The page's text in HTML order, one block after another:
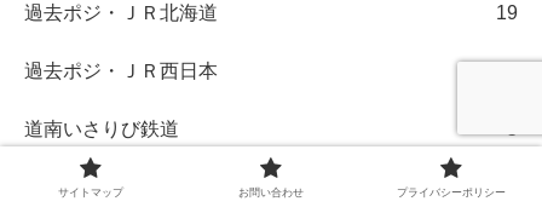
過去ポジ・ＪＲ北海道 19
過去ポジ・ＪＲ西日本
道南いさりび鉄道
遠州鉄道
サイトマップ お問い合わせ プライバシーポリシー